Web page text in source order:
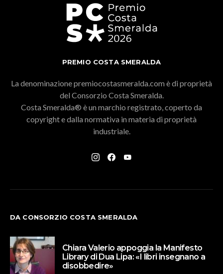
PREMIO COSTA SMERALDA
La denominazione premiocostasmeralda.com è di proprietà
del Consorzio Costa Smeralda.
Costa Smeralda® è un marchio registrato, coperto da
copyright e dalla normativa in materia di proprietà
industriale.
DA CONSORZIO COSTA SMERALDA
Chiara Valerio appoggia la Manifesto
Library di Dua Lipa: «I libri insegnano a
disobbedire»